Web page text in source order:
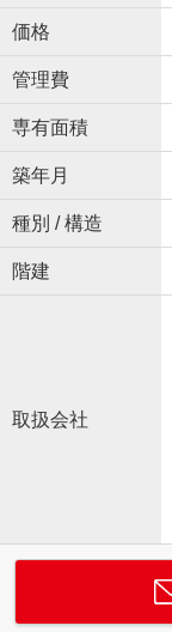
価格
管理費
専有面積
築年月
種別 / 構造
階建
取扱会社